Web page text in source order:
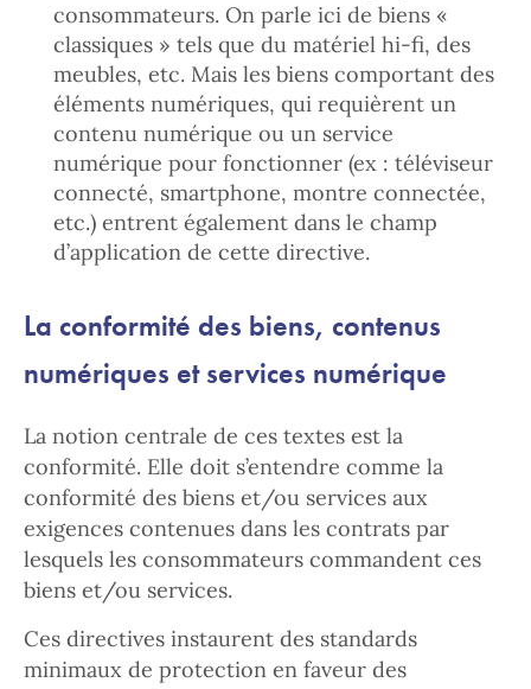
consommateurs. On parle ici de biens «
classiques » tels que du matériel hi-fi, des
meubles, etc. Mais les biens comportant des
éléments numériques, qui requièrent un
contenu numérique ou un service
numérique pour fonctionner (ex : téléviseur
connecté, smartphone, montre connectée,
etc.) entrent également dans le champ
d’application de cette directive.
La conformité des biens, contenus
numériques et services numérique
La notion centrale de ces textes est la
conformité. Elle doit s’entendre comme la
conformité des biens et/ou services aux
exigences contenues dans les contrats par
lesquels les consommateurs commandent ces
biens et/ou services.
Ces directives instaurent des standards
minimaux de protection en faveur des